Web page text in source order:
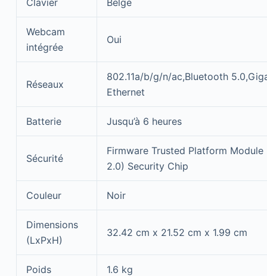
Webcam
intégrée
Oui
Réseaux
802.11a/b/g/n/ac,Bluetooth
Ethernet
Batterie Jusqu’à 6 heures
Sécurité
Firmware Trusted Platform Module
2.0) Security Chip
Couleur Noir
Dimensions
(LxPxH)
32.42 cm x 21.52 cm x 1.99 cm
Poids 1.6 kg